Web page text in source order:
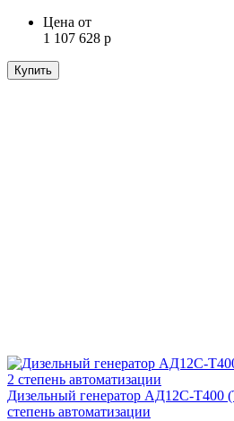
Цена от
1 107 628 р
Купить
Дизельный генератор АД12С-Т400
степень автоматизации